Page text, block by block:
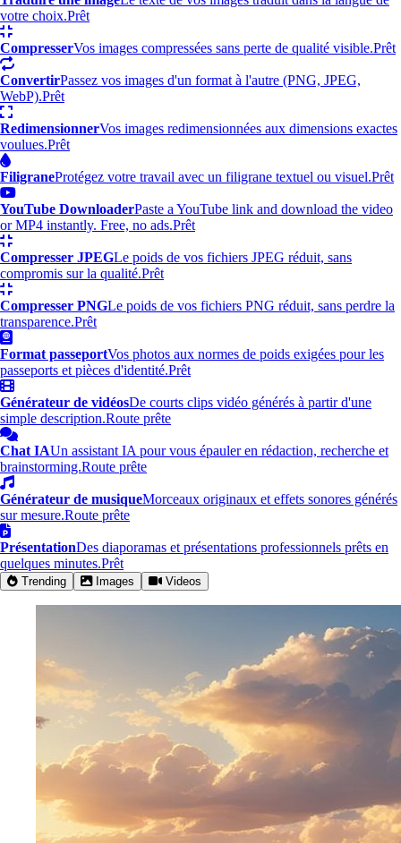
votre choix.Prêt
CompresserVos images compressées sans perte de qualité visible.Prêt
ConvertirPassez vos images d'un format à l'autre (PNG, JPEG,
WebP).Prêt
RedimensionnerVos images redimensionnées aux dimensions exactes
voulues.Prêt
FiligraneProtégez votre travail avec un filigrane textuel ou visuel.Prêt
YouTube DownloaderPaste a YouTube link and download the video
or MP4 instantly. Free, no ads.Prêt
Compresser JPEGLe poids de vos fichiers JPEG réduit, sans
compromis sur la qualité.Prêt
Compresser PNGLe poids de vos fichiers PNG réduit, sans perdre la
transparence.Prêt
Format passeportVos photos aux normes de poids exigées pour les
passeports et pièces d'identité.Prêt
Générateur de vidéosDe courts clips vidéo générés à partir d'une
simple description.Route prête
Chat IAUn assistant IA pour vous épauler en rédaction, recherche et
brainstorming.Route prête
Générateur de musiqueMorceaux originaux et effets sonores générés
sur mesure.Route prête
PrésentationDes diaporamas et présentations professionnels prêts en
quelques minutes.Prêt
Trending Images Videos